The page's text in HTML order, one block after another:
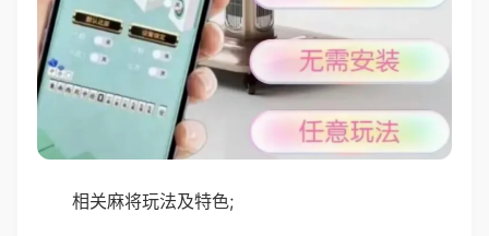
相关麻将玩法及特色;